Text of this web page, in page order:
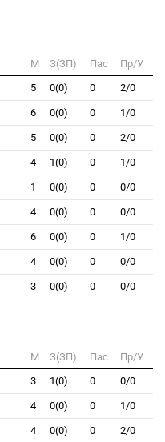
M З(ЗП) Пас
Пр/У
5 0(0) 0 2/0
6 0(0) 0 1/0
5 0(0) 0 2/0
4 1(0) 0 1/0
1 0(0) 0 0/0
4 0(0) 0 0/0
6 0(0) 0 1/0
4 0(0) 0 0/0
3 0(0) 0 0/0
M З(ЗП) Пас
Пр/У
3 1(0) 0 0/0
4 0(0) 0 1/0
4 0(0) 0 2/0